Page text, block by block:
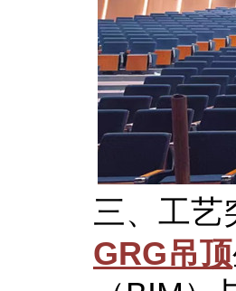
三、工艺
GRG吊顶